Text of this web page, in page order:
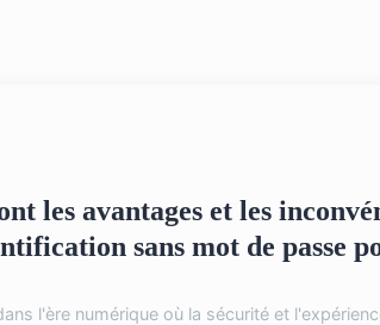
les avantages et les
sans mot de passe
l'ère numérique où la sécurité et